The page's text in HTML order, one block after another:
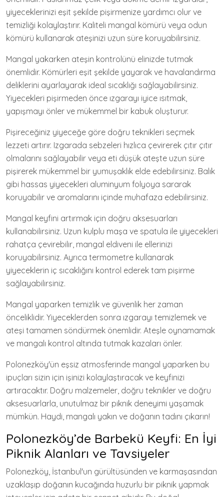
yiyeceklerinizi eşit şekilde pişirmenize yardımcı olur ve
temizliği kolaylaştırır. Kaliteli mangal kömürü veya odun
kömürü kullanarak ateşinizi uzun süre koruyabilirsiniz.
Mangal yakarken ateşin kontrolünü elinizde tutmak
önemlidir. Kömürleri eşit şekilde yayarak ve havalandırma
deliklerini ayarlayarak ideal sıcaklığı sağlayabilirsiniz.
Yiyecekleri pişirmeden önce ızgarayı iyice ısıtmak,
yapışmayı önler ve mükemmel bir kabuk oluşturur.
Pişireceğiniz yiyeceğe göre doğru teknikleri seçmek
lezzeti artırır. Izgarada sebzeleri hızlıca çevirerek çıtır çıtır
olmalarını sağlayabilir veya eti düşük ateşte uzun süre
pişirerek mükemmel bir yumuşaklık elde edebilirsiniz. Balık
gibi hassas yiyecekleri aluminyum folyoya sararak
koruyabilir ve aromalarını içinde muhafaza edebilirsiniz.
Mangal keyfini artırmak için doğru aksesuarları
kullanabilirsiniz. Uzun kulplu maşa ve spatula ile yiyecekleri
rahatça çevirebilir, mangal eldiveni ile ellerinizi
koruyabilirsiniz. Ayrıca termometre kullanarak
yiyeceklerin iç sıcaklığını kontrol ederek tam pişirme
sağlayabilirsiniz.
Mangal yaparken temizlik ve güvenlik her zaman
önceliklidir. Yiyeceklerden sonra ızgarayı temizlemek ve
ateşi tamamen söndürmek önemlidir. Ateşle oynamamak
ve mangalı kontrol altında tutmak kazaları önler.
Polonezköy'ün eşsiz atmosferinde mangal yaparken bu
ipuçları sizin için işinizi kolaylaştıracak ve keyfinizi
artıracaktır. Doğru malzemeler, doğru teknikler ve doğru
aksesuarlarla, unutulmaz bir piknik deneyimi yaşamak
mümkün. Haydi, mangalı yakın ve doğanın tadını çıkarın!
Polonezköy’de Barbekü Keyfi: En İyi
Piknik Alanları ve Tavsiyeler
Polonezköy, İstanbul'un gürültüsünden ve karmaşasından
uzaklaşıp doğanın kucağında huzurlu bir piknik yapmak